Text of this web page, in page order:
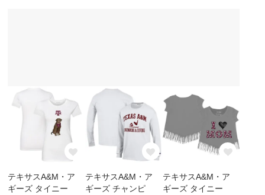
テキサスA&M・ア
ギーズ タイニー
テキサスA&M・ア
ギーズ チャンピ
テキサスA&M・ア
ギーズ タイニー